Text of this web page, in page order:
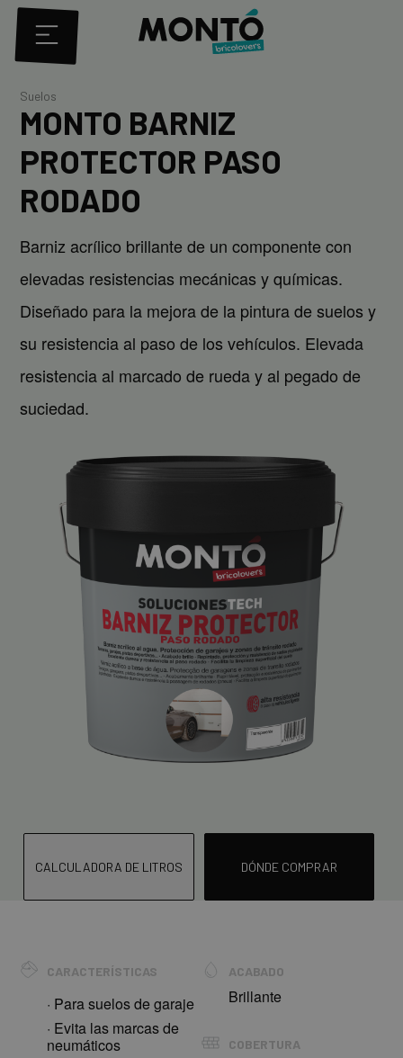
Suelos
MONTO BARNIZ
PROTECTOR PASO
RODADO
Barniz acrílico brillante de un componente con
elevadas resistencias mecánicas y químicas.
Diseñado para la mejora de la pintura de suelos y
su resistencia al paso de los vehículos. Elevada
resistencia al marcado de rueda y al pegado de
suciedad.
CALCULADORA DE LITROS DÓNDE COMPRAR
CARACTERÍSTICAS
· Para suelos de garaje
· Evita las marcas de
neumáticos
ACABADO
Brillante
COBERTURA